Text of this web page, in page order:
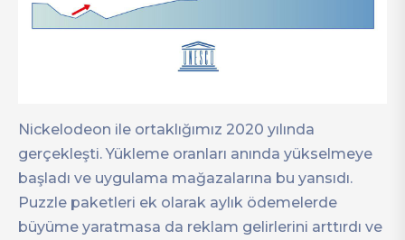
Nickelodeon ile ortaklığımız 2020 yılında
gerçekleşti. Yükleme oranları anında yükselmeye
başladı ve uygulama mağazalarına bu yansıdı.
Puzzle paketleri ek olarak aylık ödemelerde
büyüme yaratmasa da reklam gelirlerini arttırdı ve